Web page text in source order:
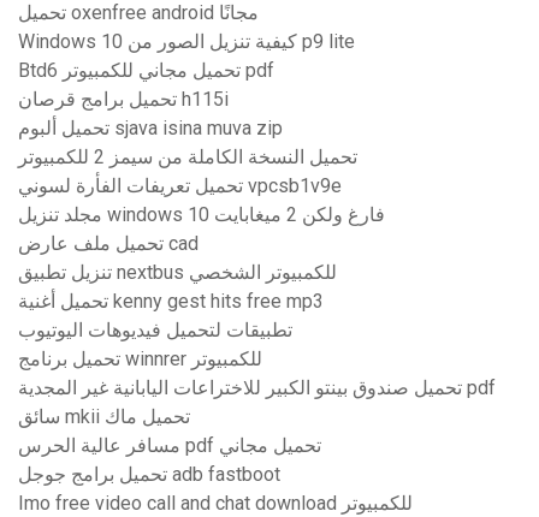
تحميل oxenfree android مجانًا
Windows 10 كيفية تنزيل الصور من p9 lite
Btd6 تحميل مجاني للكمبيوتر pdf
تحميل برامج قرصان h115i
تحميل ألبوم sjava isina muva zip
تحميل النسخة الكاملة من سيمز 2 للكمبيوتر
تحميل تعريفات الفأرة لسوني vpcsb1v9e
مجلد تنزيل windows 10 فارغ ولكن 2 ميغابايت
تحميل ملف عارض cad
تنزيل تطبيق nextbus للكمبيوتر الشخصي
تحميل أغنية kenny gest hits free mp3
تطبيقات لتحميل فيديوهات اليوتيوب
تحميل برنامج winnrer للكمبيوتر
تحميل صندوق بينتو الكبير للاختراعات اليابانية غير المجدية pdf
سائق mkii تحميل ماك
مسافر عالية الحرس pdf تحميل مجاني
تحميل برامج جوجل adb fastboot
Imo free video call and chat download للكمبيوتر